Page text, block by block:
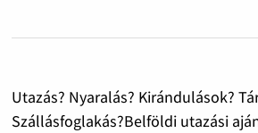
Utazás? Nyaralás? Kirándulások?
Szállásfoglakás?Belföldi utazási